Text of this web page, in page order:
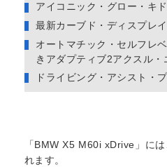
アイコニック・グロー・キ
最新カーブド・ディスプレイ
オートマチック・セルフレ
きアダプティブ2アクスル
ドライビング・アシスト・
「BMW X5 M60i xDrive」に
れます。